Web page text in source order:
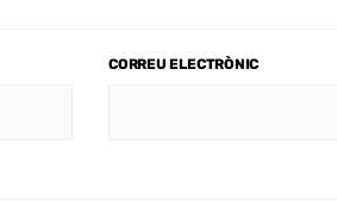
CORREU ELECTRÒNIC